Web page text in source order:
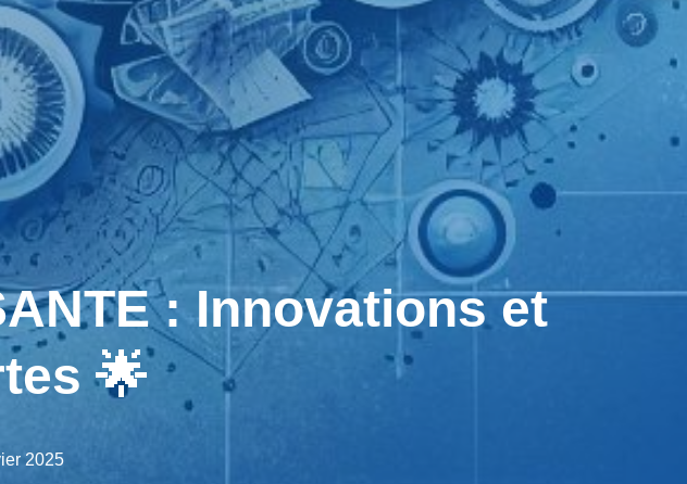
: Innovations et
🌟
2025